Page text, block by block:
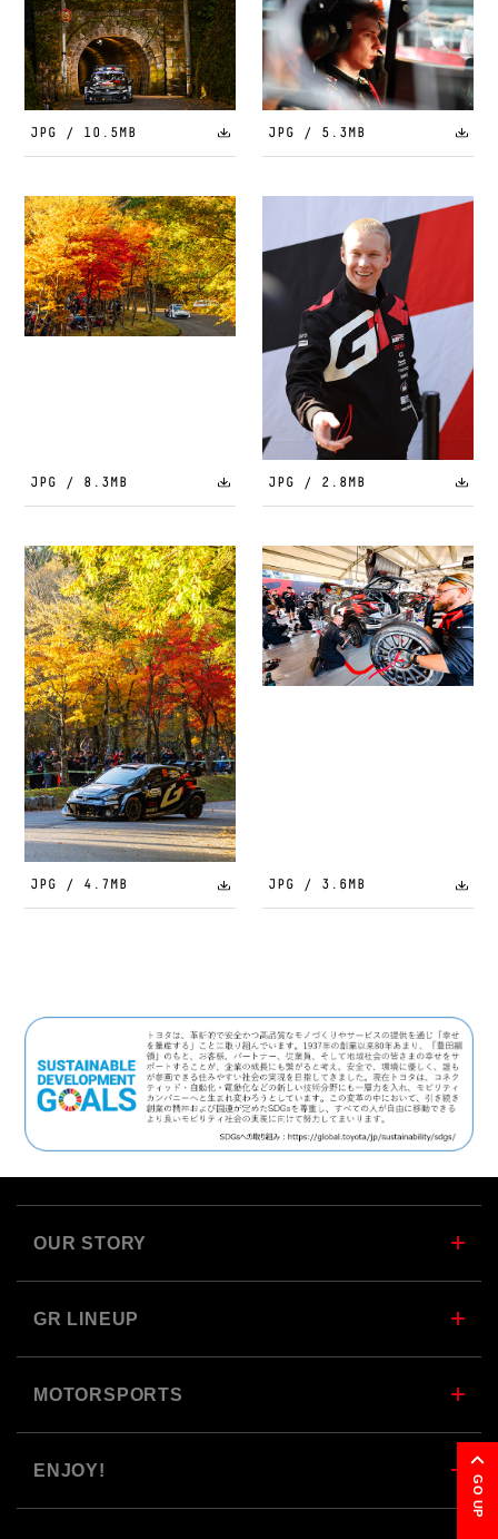
JPG / 10.5MB JPG / 5.3MB
JPG / 8.3MB JPG / 2.8MB
JPG / 4.7MB JPG / 3.6MB
OUR STORY
GR LINEUP
MOTORSPORTS
ENJOY!
GO UP